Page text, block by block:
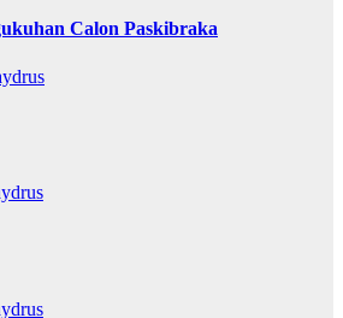
Calon Paskibraka